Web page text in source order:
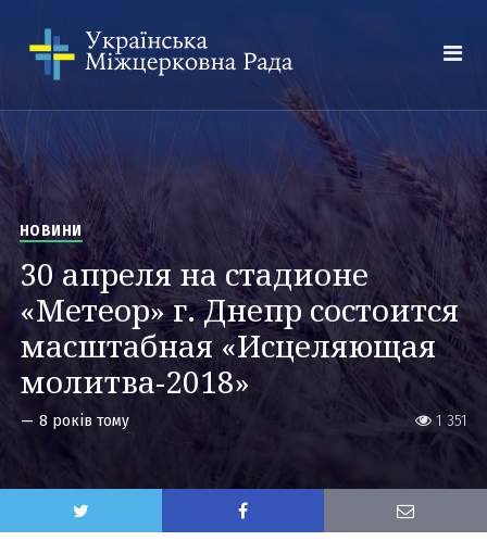
1 351
НОВИНИ
30 апреля на стадионе
«Метеор» г. Днепр состоится
масштабная «Исцеляющая
молитва-2018»
— 8 років тому